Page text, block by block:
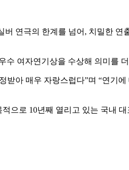
연극의 한계를 넘어, 치밀한 연
수 여자연기상을 수상해 의미를
아 매우 자랑스럽다”며 “연기
으로 10년째 열리고 있는 국내